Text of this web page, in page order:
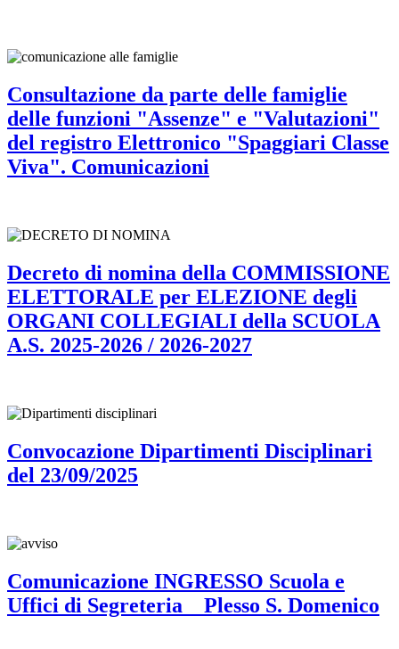
Consultazione da parte delle famiglie
delle funzioni "Assenze" e "Valutazioni"
del registro Elettronico "Spaggiari Classe
Viva". Comunicazioni
Decreto di nomina della COMMISSIONE
ELETTORALE per ELEZIONE degli
ORGANI COLLEGIALI della SCUOLA
A.S. 2025-2026 / 2026-2027
Convocazione Dipartimenti Disciplinari
del 23/09/2025
Comunicazione INGRESSO Scuola e
Uffici di Segreteria _ Plesso S. Domenico